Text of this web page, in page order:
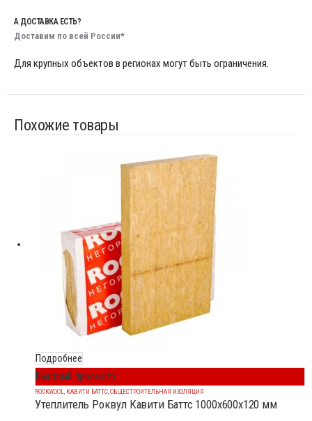
А ДОСТАВКА ЕСТЬ?
Доставим по всей России*
Для крупных объектов в регионах могут быть ограничения.
Похожие товары
Подробнее
Быстрый просмотр
ROCKWOOL КАВИТИ БАТТС ОБЩЕСТРОИТЕЛЬНАЯ ИЗОЛЯЦИЯ
Утеплитель Роквул Кавити Баттс 1000x600x120 мм